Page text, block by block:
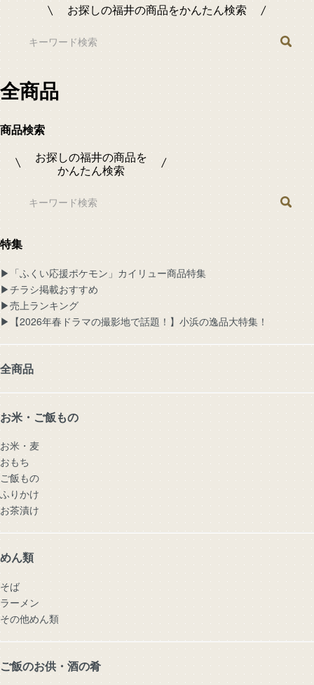
お探しの福井の商品をかんたん検索
全商品
商品検索
お探しの福井の商品を
かんたん検索
特集
▶︎「ふくい応援ポケモン」カイリュー商品特集
▶︎チラシ掲載おすすめ
▶︎売上ランキング
▶︎【2026年春ドラマの撮影地で話題！】小浜の逸品大特集！
全商品
お米・ご飯もの
お米・麦
おもち
ご飯もの
ふりかけ
お茶漬け
めん類
そば
ラーメン
その他めん類
ご飯のお供・酒の肴